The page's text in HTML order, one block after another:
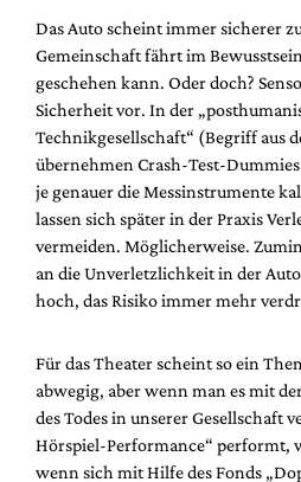
Leseproben
Podcast
Service
Shop / Abo
Newsletter
Redaktion
Autor:innen
Partner
Mediadaten
Suche
Das Auto scheint immer sicherer
Gemeinschaft fährt im
geschehen kann. Oder doch?
Sicherheit vor. In der
Technikgesellschaft“ (Begriff aus
übernehmen Crash-Test-
je genauer die Messinstrumente
lassen sich später in der Praxis
vermeiden. Möglicherweise.
an die Unverletzlichkeit in der
hoch, das Risiko immer mehr
Für das Theater scheint so ein
abwegig, aber wenn man es mit
des Todes in unserer Gesellschaft
Hörspiel-Performance“ performt,
wenn sich mit Hilfe des Fonds